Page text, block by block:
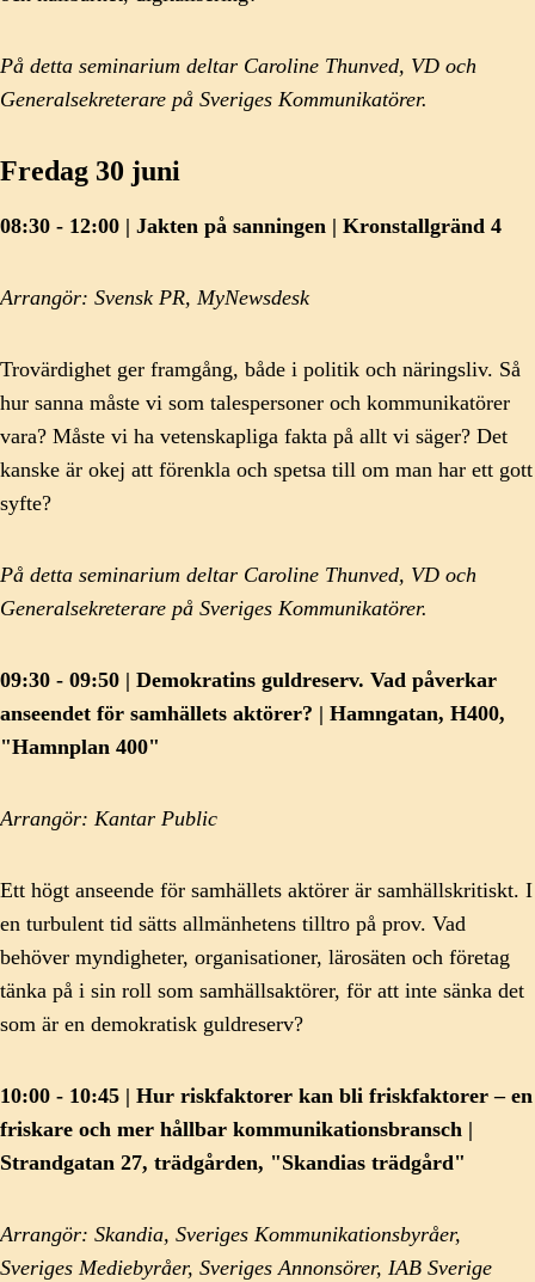
På detta seminarium deltar Caroline Thunved, VD och
Generalsekreterare på Sveriges Kommunikatörer.
Fredag 30 juni
08:30 - 12:00 | Jakten på sanningen | Kronstallgränd 4
Arrangör: Svensk PR, MyNewsdesk
Trovärdighet ger framgång, både i politik och näringsliv. Så
hur sanna måste vi som talespersoner och kommunikatörer
vara? Måste vi ha vetenskapliga fakta på allt vi säger? Det
kanske är okej att förenkla och spetsa till om man har ett gott
syfte?
På detta seminarium deltar Caroline Thunved, VD och
Generalsekreterare på Sveriges Kommunikatörer.
09:30 - 09:50 | Demokratins guldreserv. Vad påverkar
anseendet för samhällets aktörer? | Hamngatan, H400,
"Hamnplan 400"
Arrangör: Kantar Public
Ett högt anseende för samhällets aktörer är samhällskritiskt. I
en turbulent tid sätts allmänhetens tilltro på prov. Vad
behöver myndigheter, organisationer, lärosäten och företag
tänka på i sin roll som samhällsaktörer, för att inte sänka det
som är en demokratisk guldreserv?
10:00 - 10:45 | Hur riskfaktorer kan bli friskfaktorer – en
friskare och mer hållbar kommunikationsbransch |
Strandgatan 27, trädgården, "Skandias trädgård"
Arrangör: Skandia, Sveriges Kommunikationsbyråer,
Sveriges Mediebyråer, Sveriges Annonsörer, IAB Sverige